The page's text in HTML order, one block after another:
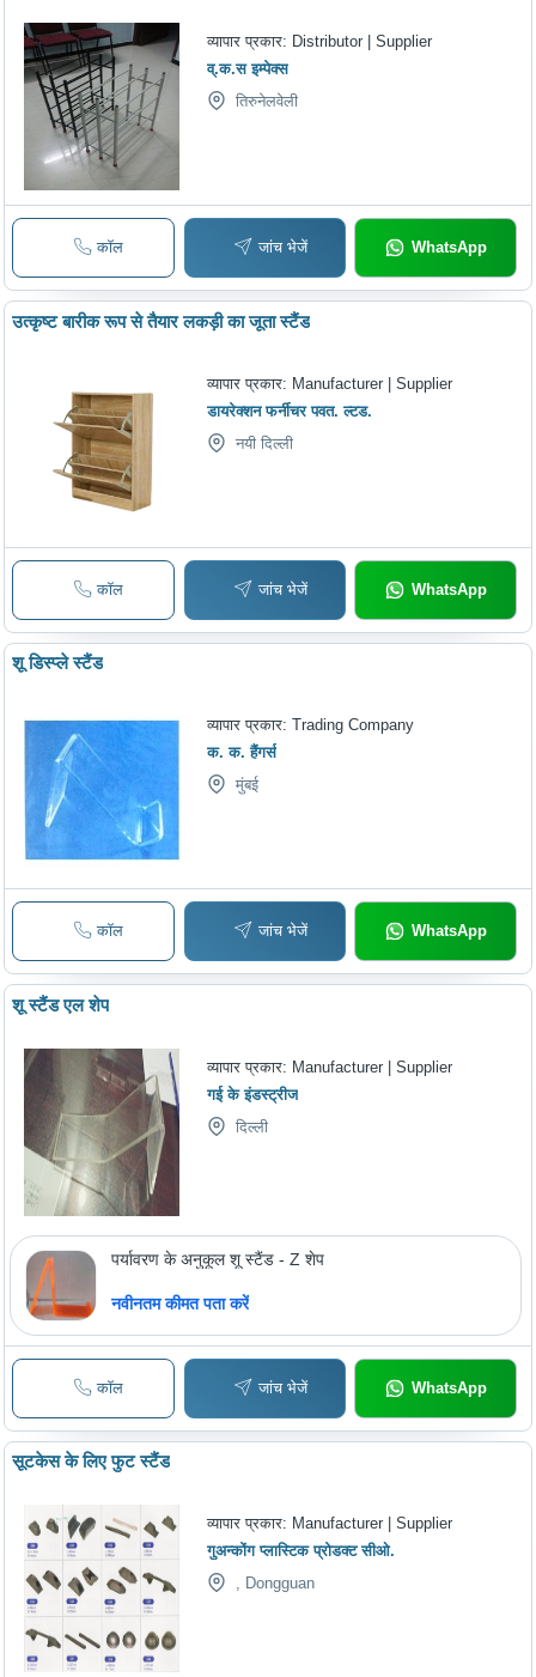
व्यापार प्रकार: Distributor | Supplier
व्.क.स इम्पेक्स
तिरुनेलवेली
कॉल जांच भेजें WhatsApp
उत्कृष्ट बारीक रूप से तैयार लकड़ी का जूता स्टैंड
व्यापार प्रकार: Manufacturer | Supplier
डायरेक्शन फर्नीचर पवत. ल्टड.
नयी दिल्ली
कॉल जांच भेजें WhatsApp
शू डिस्प्ले स्टैंड
व्यापार प्रकार:Trading Company
क. क. हैंगर्स
मुंबई
कॉल जांच भेजें WhatsApp
शू स्टैंड एल शेप
व्यापार प्रकार: Manufacturer | Supplier
गई के इंडस्ट्रीज
दिल्ली
पर्यावरण के अनुकूल शू स्टैंड - Z शेप
नवीनतम कीमत पता करें
कॉल जांच भेजें WhatsApp
सूटकेस के लिए फुट स्टैंड
व्यापार प्रकार: Manufacturer | Supplier
गुअन्कोंग प्लास्टिक प्रोडक्ट सीओ.
, Dongguan